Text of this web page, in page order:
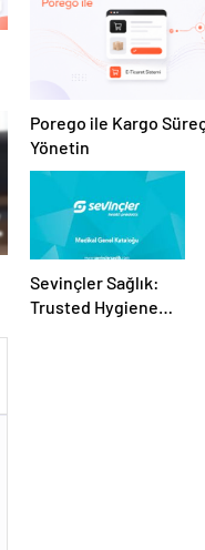
Burs
Porego ile Kargo
Yönetin
Sevinçler Sağlık:
Trusted Hygiene